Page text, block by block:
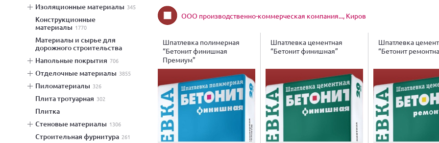
изоляционные материалы 345
конструкционные
материалы 1770
материалы и сырье для
дорожного строительства
напольные покрытия 706
отделочные материалы 3855
пиломатериалы 326
плита тротуарная 302
плитка
стеновые материалы 1306
строительная фурнитура 261
ООО производственно-коммерческая компания..., Киров
Шпатлевка полимерная
“Бетонит финишная
Премиум”
Шпатлевка цементная
“Бетонит финишная”
Шпатлевка
“Бетонит